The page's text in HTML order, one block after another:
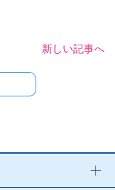
新しい記事へ